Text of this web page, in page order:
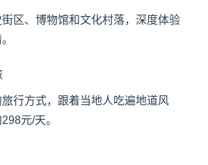
区、博物馆和文化村落，深度体验
行方式，跟着当地人吃遍地道风
元/天。